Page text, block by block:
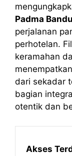
Padma
perjalanan
perhotelan.
keramahan
dari sekadar
bagian
otentik dan
Akses